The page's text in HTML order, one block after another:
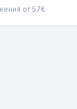
от 57€